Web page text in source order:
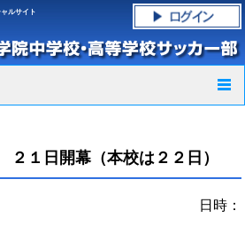
ルサイト
ニュース
１日開幕（本校は２２日）
日時：